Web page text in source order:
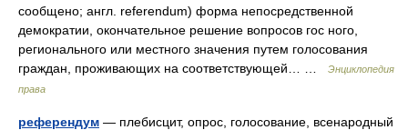
сообщено; англ. referendum) форма непосредственной
демократии, окончательное решение вопросов гос ного,
регионального или местного значения путем голосования
граждан, проживающих на соответствующей… …
Энциклопедия
права
референдум — плебисцит, опрос, голосование, всенародный